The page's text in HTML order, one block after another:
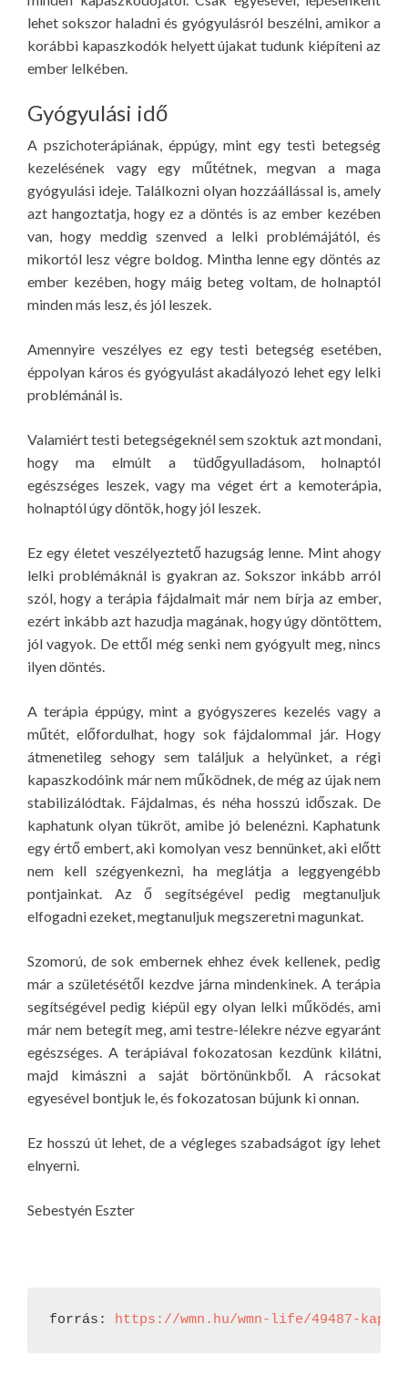
lehet sokszor haladni és gyógyulásról beszélni, amikor a
korábbi kapaszkodók helyett újakat tudunk kiépíteni az
ember lelkében.
Gyógyulási idő
A pszichoterápiának, éppúgy, mint egy testi betegség
kezelésének vagy egy műtétnek, megvan a maga
gyógyulási ideje. Találkozni olyan hozzáállással is, amely
azt hangoztatja, hogy ez a döntés is az ember kezében
van, hogy meddig szenved a lelki problémájától, és
mikortól lesz végre boldog. Mintha lenne egy döntés az
ember kezében, hogy máig beteg voltam, de holnaptól
minden más lesz, és jól leszek.
Amennyire veszélyes ez egy testi betegség esetében,
éppolyan káros és gyógyulást akadályozó lehet egy lelki
problémánál is.
Valamiért testi betegségeknél sem szoktuk azt mondani,
hogy ma elmúlt a tüdőgyulladásom, holnaptól
egészséges leszek, vagy ma véget ért a kemoterápia,
holnaptól úgy döntök, hogy jól leszek.
Ez egy életet veszélyeztető hazugság lenne. Mint ahogy
lelki problémáknál is gyakran az. Sokszor inkább arról
szól, hogy a terápia fájdalmait már nem bírja az ember,
ezért inkább azt hazudja magának, hogy úgy döntöttem,
jól vagyok. De ettől még senki nem gyógyult meg, nincs
ilyen döntés.
A terápia éppúgy, mint a gyógyszeres kezelés vagy a
műtét, előfordulhat, hogy sok fájdalommal jár. Hogy
átmenetileg sehogy sem találjuk a helyünket, a régi
kapaszkodóink már nem működnek, de még az újak nem
stabilizálódtak. Fájdalmas, és néha hosszú időszak. De
kaphatunk olyan tükröt, amibe jó belenézni. Kaphatunk
egy értő embert, aki komolyan vesz bennünket, aki előtt
nem kell szégyenkezni, ha meglátja a leggyengébb
pontjainkat. Az ő segítségével pedig megtanuljuk
elfogadni ezeket, megtanuljuk megszeretni magunkat.
Szomorú, de sok embernek ehhez évek kellenek, pedig
már a születésétől kezdve járna mindenkinek. A terápia
segítségével pedig kiépül egy olyan lelki működés, ami
már nem betegít meg, ami testre-lélekre nézve egyaránt
egészséges. A terápiával fokozatosan kezdünk kilátni,
majd kimászni a saját börtönünkből. A rácsokat
egyesével bontjuk le, és fokozatosan bújunk ki onnan.
Ez hosszú út lehet, de a végleges szabadságot így lehet
elnyerni.
Sebestyén Eszter
forrás: https://wmn.hu/wmn-life/49487-